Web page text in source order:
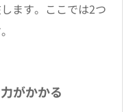
ます。ここでは2つ
がかかる